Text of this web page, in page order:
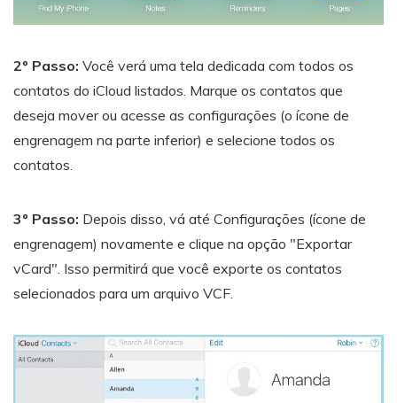
2º Passo: Você verá uma tela dedicada com todos os
contatos do iCloud listados. Marque os contatos que
deseja mover ou acesse as configurações (o ícone de
engrenagem na parte inferior) e selecione todos os
contatos.
3º Passo: Depois disso, vá até Configurações (ícone de
engrenagem) novamente e clique na opção "Exportar
vCard". Isso permitirá que você exporte os contatos
selecionados para um arquivo VCF.